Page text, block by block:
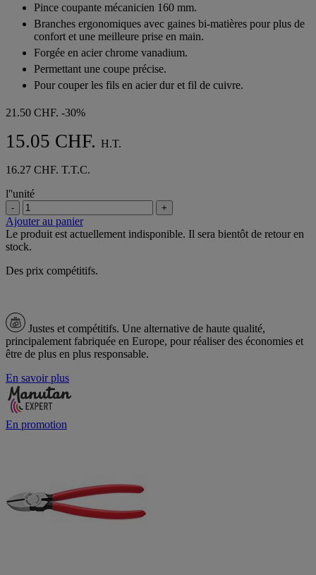
étoiles.
Pince coupante mécanicien 160 mm.
Branches ergonomiques avec gaines bi-matières pour plus de
confort et une meilleure prise en main.
Forgée en acier chrome vanadium.
Permettant une coupe précise.
Pour couper les fils en acier dur et fil de cuivre.
21.50 CHF. -30%
15.05 CHF. H.T.
16.27 CHF. T.T.C.
l''unité
- +
Ajouter au panier
Le produit est actuellement indisponible. Il sera bientôt de retour en
stock.
Des prix compétitifs.
Justes et compétitifs. Une alternative de haute qualité,
principalement fabriquée en Europe, pour réaliser des économies et
être de plus en plus responsable.
En savoir plus
En promotion